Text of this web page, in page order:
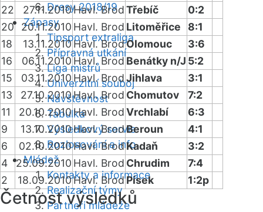
Dresy 2018/19
Zápasy
Tipsport extraliga
Přípravná utkání
Liga mistrů
Univerzitní souboj
Návštěvnost
Tabulka
Výsledkový servis
Rozlosování a info
Mládež
Kontakty a informace
Realizační týmy
Partneři mládeže
22
27.11.2010Havl. BrodTřebíč
0:2
20
20.11.2010 Havl. Brod Litoměřice
8:1
18
13.11.2010Havl. BrodOlomouc
3:6
16
06.11.2010 Havl. Brod Benátky n/J 5:2
15
03.11.2010 Havl. BrodJihlava
3:1
13
27.10.2010Havl. Brod Chomutov
7:2
11
20.10.2010 Havl. BrodVrchlabí
6:3
9
13.10.2010Havl. BrodBeroun
4:1
6
02.10.2010Havl. BrodKadaň
3:2
4
25.09.2010 Havl. Brod Chrudim
7:4
2
18.09.2010Havl. Brod Písek 1:2p
Četnost výsledků